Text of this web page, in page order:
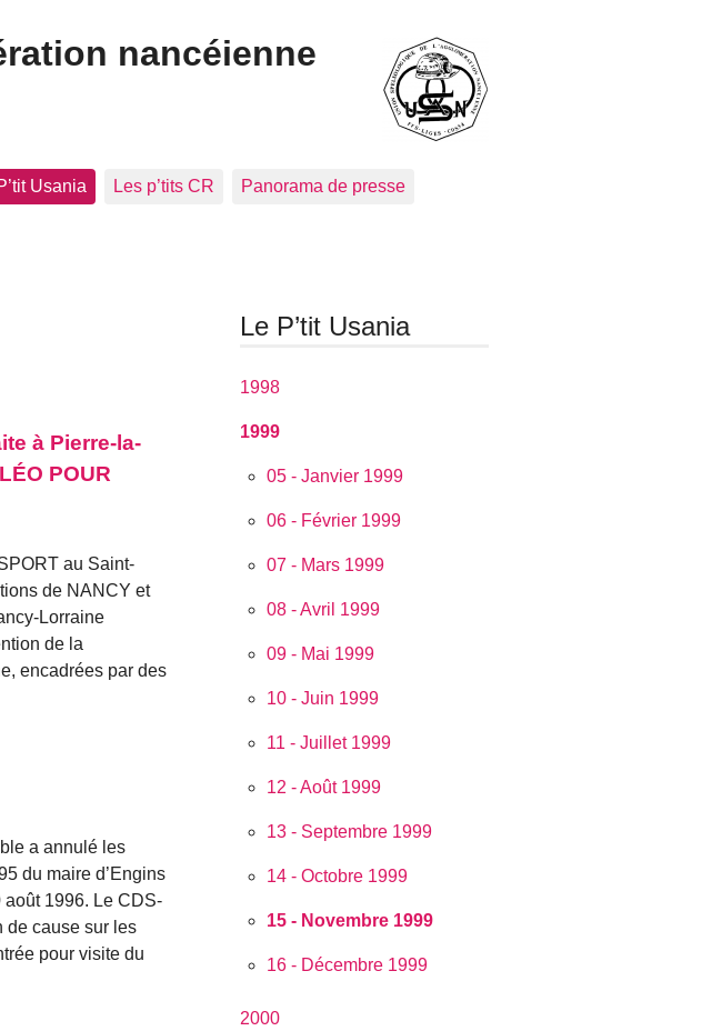
nancéienne
Usania Les p’tits CR Panorama de presse
à Pierre-la-
POUR
au Saint-
de NANCY et
Lorraine
de la
encadrées par des
a annulé les
du maire d’Engins
août 1996. Le CDS-
de cause sur les
pour visite du
Le P’tit Usania
1998
1999
05 - Janvier 1999
06 - Février 1999
07 - Mars 1999
08 - Avril 1999
09 - Mai 1999
10 - Juin 1999
11 - Juillet 1999
12 - Août 1999
13 - Septembre 1999
14 - Octobre 1999
15 - Novembre 1999
16 - Décembre 1999
2000